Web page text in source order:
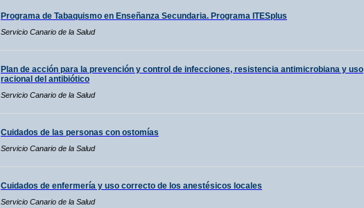
Programa de Tabaquismo en Enseñanza Secundaria. Programa ITESplus
Servicio Canario de la Salud
Plan de acción para la prevención y control de infecciones, resistencia antimicrobiana y uso
racional del antibiótico
Servicio Canario de la Salud
Cuidados de las personas con ostomías
Servicio Canario de la Salud
Cuidados de enfermería y uso correcto de los anestésicos locales
Servicio Canario de la Salud